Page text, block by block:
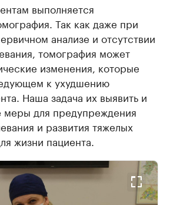
выполняется
Так как даже при
анализе и отсутствии
томография может
изменения, которые
к ухудшению
Наша задача их выявить и
меры для предупреждения
и развития тяжелых
жизни пациента.